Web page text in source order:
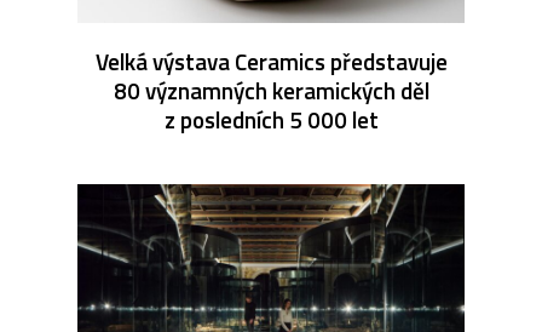
Velká výstava Ceramics představuje
80 významných keramických děl
z posledních 5 000 let